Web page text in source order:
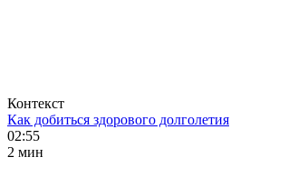
Контекст
Как добиться здорового долголетия
02:55
2 мин